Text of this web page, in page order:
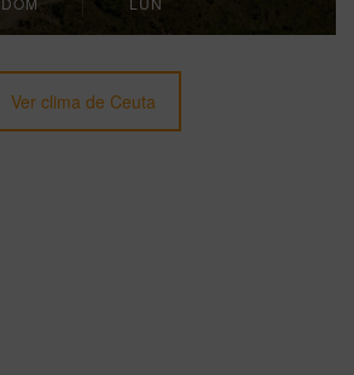
Ver clima de Ceuta